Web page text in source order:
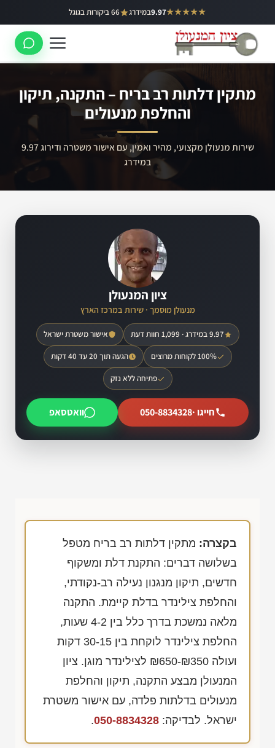
לתוכן
★★★★★
9.97במידרג 66 ביקורות בגוגל באר יעקב
ראשון לציון
לוד
נס ציונה
מתקין דלתות רב בריח – התקנה, תיקון
והחלפת מנעולים
שירות מנעולן מקצועי, מהיר ואמין, עם אישור משטרה ודירוג 9.97
במידרג
ציון המנעולן
מנעולן מוסמך · שירות במרכז הארץ
9.97 במידרג · 1,099 חוות דעת אישור משטרת ישראל
100% לקוחות מרוצים הגעה תוך 20 עד 40 דקות
פתיחה ללא נזק
חייגו ·050-8834328 וואטסאפ
בקצרה: מתקין דלתות רב בריח מטפל
בשלושה דברים: התקנת דלת ומשקוף
חדשים, תיקון מנגנון נעילה רב-נקודתי,
והחלפת צילינדר בדלת קיימת. התקנה
מלאה נמשכת בדרך כלל בין 4-2 שעות,
החלפת צילינדר לוקחת בין 30-15 דקות
ועולה ₪650-₪350 לצילינדר מוגן. ציון
המנעולן מבצע התקנה, תיקון והחלפת
מנעולים בדלתות פלדה, עם אישור משטרת
ישראל. לבדיקה: 050-8834328
.